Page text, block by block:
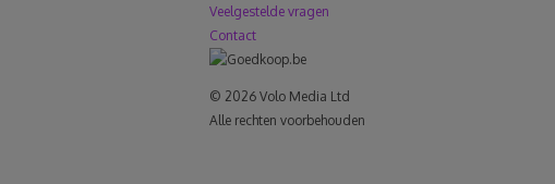
Veelgestelde vragen
Contact
© 2026 Volo Media Ltd
Alle rechten voorbehouden